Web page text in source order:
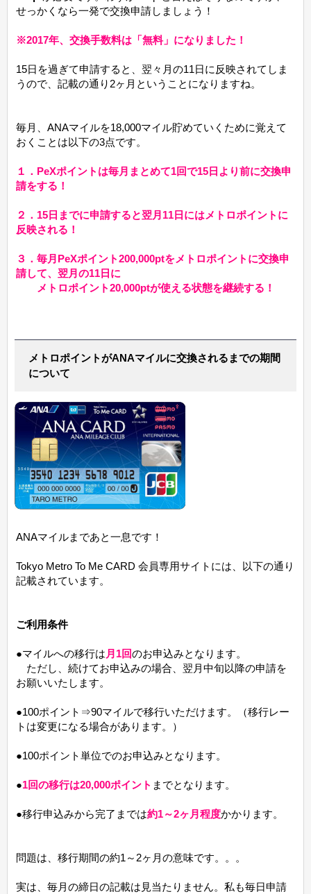
せっかくなら一発で交換申請しましょう！
※2017年、交換手数料は「無料」になりました！
15日を過ぎて申請すると、翌々月の11日に反映されてしま
うので、記載の通り2ヶ月ということになりますね。
毎月、ANAマイルを18,000マイル貯めていくために覚えて
おくことは以下の3点です。
１．PeXポイントは毎月まとめて1回で15日より前に交換申
請をする！
２．15日までに申請すると翌月11日にはメトロポイントに
反映される！
３．毎月PeXポイント200,000ptをメトロポイントに交換申
請して、翌月の11日に
メトロポイント20,000ptが使える状態を継続する！
メトロポイントがANAマイルに交換されるまでの期間
について
ANAマイルまであと一息です！
Tokyo Metro To Me CARD 会員専用サイトには、以下の通り
記載されています。
ご利用条件
●マイルへの移行は 月1回のお申込みとなります。
ただし、続けてお申込みの場合、翌月中旬以降の申請を
お願いいたします。
●100ポイント⇒90マイルで移行いただけます。（移行レー
トは変更になる場合があります。）
●100ポイント単位でのお申込みとなります。
●1回の移行は20,000ポイント までとなります。
●移行申込みから完了までは約1～2ヶ月程度かかります。
問題は、移行期間の約1～2ヶ月の意味です。。。
実は、毎月の締日の記載は見当たりません。私も毎日申請